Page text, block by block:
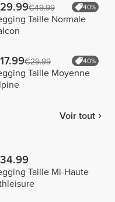
€49.99 40%
Taille Normale
€29.99 40%
Taille Moyenne
Voir tout
Taille Mi-Haute